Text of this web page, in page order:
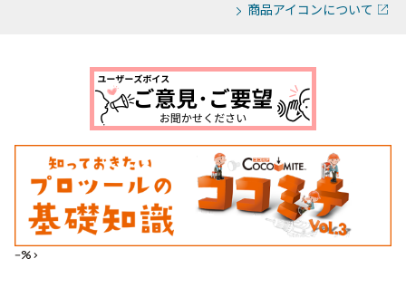
商品アイコンについて
--%>